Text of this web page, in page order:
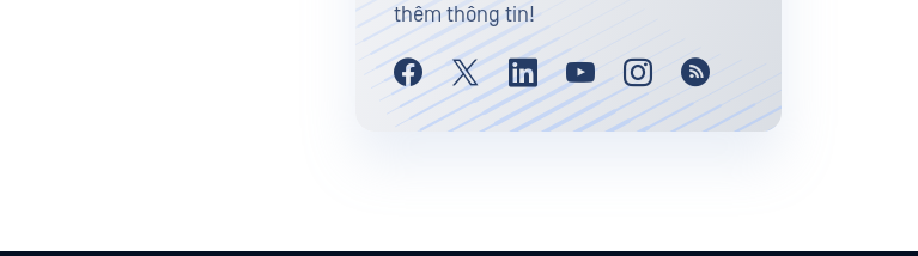
thêm thông tin!